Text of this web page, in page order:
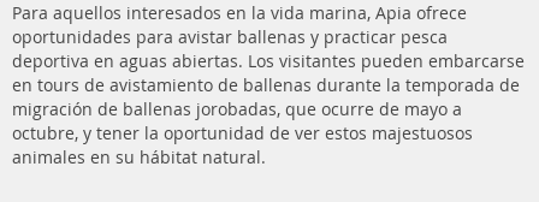
Para aquellos interesados en la vida marina, Apia ofrece
oportunidades para avistar ballenas y practicar pesca
deportiva en aguas abiertas. Los visitantes pueden embarcarse
en tours de avistamiento de ballenas durante la temporada de
migración de ballenas jorobadas, que ocurre de mayo a
octubre, y tener la oportunidad de ver estos majestuosos
animales en su hábitat natural.